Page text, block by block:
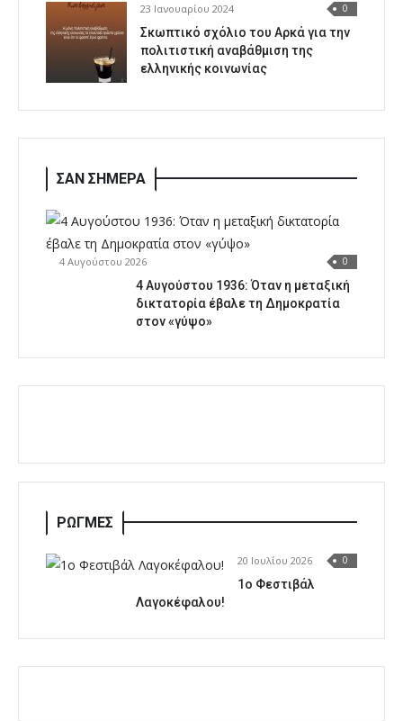
23 Ιανουαρίου 2024 0
Σκωπτικό σχόλιο του Αρκά για την
πολιτιστική αναβάθμιση της
ελληνικής κοινωνίας
ΣΑΝ ΣΗΜΕΡΑ
4 Αυγούστου 2026 0
4 Αυγούστου 1936: Όταν η μεταξική
δικτατορία έβαλε τη Δημοκρατία
στον «γύψο»
ΡΩΓΜΕΣ
20 Ιουλίου 2026 0
1o Φεστιβάλ
Λαγοκέφαλου!